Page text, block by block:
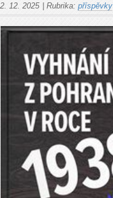
2. 12. 2025 Rubrika: příspěvky